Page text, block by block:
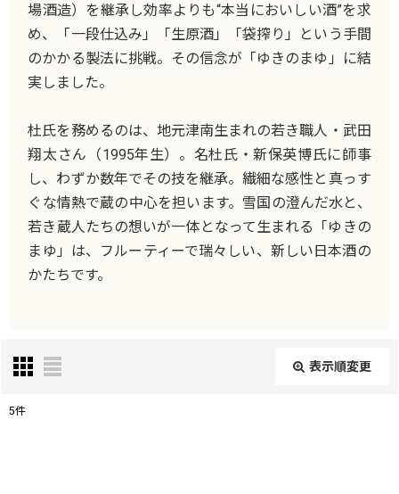
場酒造）を継承し効率よりも“本当においしい酒”を求
め、「一段仕込み」「生原酒」「袋搾り」という手間
のかかる製法に挑戦。その信念が「ゆきのまゆ」に結
実しました。
杜氏を務めるのは、地元津南生まれの若き職人・武田
翔太さん（1995年生）。名杜氏・新保英博氏に師事
し、わずか数年でその技を継承。繊細な感性と真っす
ぐな情熱で蔵の中心を担います。雪国の澄んだ水と、
若き蔵人たちの想いが一体となって生まれる「ゆきの
まゆ」は、フルーティーで瑞々しい、新しい日本酒の
かたちです。
表示順変更
5件